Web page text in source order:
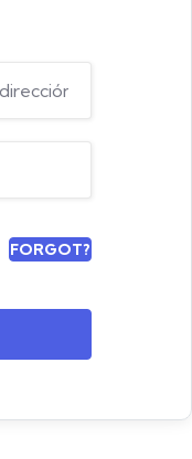
FORGOT?